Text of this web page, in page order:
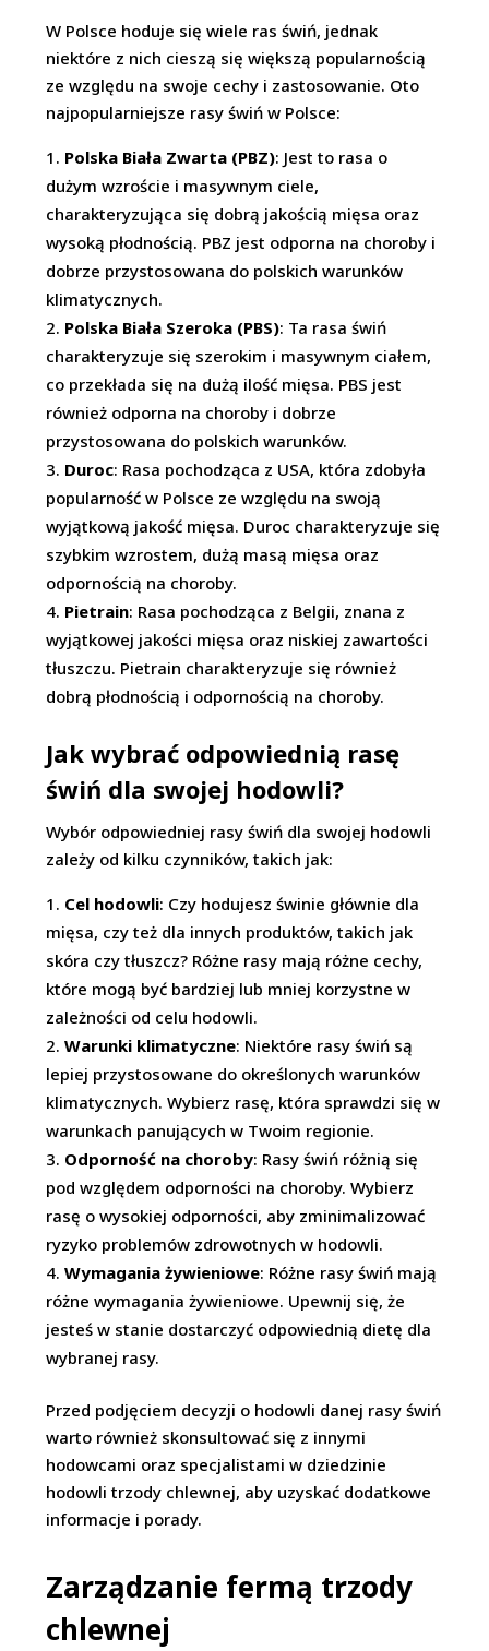
W Polsce hoduje się wiele ras świń, jednak
niektóre z nich cieszą się większą popularnością
ze względu na swoje cechy i zastosowanie. Oto
najpopularniejsze rasy świń w Polsce:
Polska Biała Zwarta (PBZ): Jest to rasa o
dużym wzroście i masywnym ciele,
charakteryzująca się dobrą jakością mięsa oraz
wysoką płodnością. PBZ jest odporna na choroby i
dobrze przystosowana do polskich warunków
klimatycznych.
Polska Biała Szeroka (PBS): Ta rasa świń
charakteryzuje się szerokim i masywnym ciałem,
co przekłada się na dużą ilość mięsa. PBS jest
również odporna na choroby i dobrze
przystosowana do polskich warunków.
Duroc: Rasa pochodząca z USA, która zdobyła
popularność w Polsce ze względu na swoją
wyjątkową jakość mięsa. Duroc charakteryzuje się
szybkim wzrostem, dużą masą mięsa oraz
odpornością na choroby.
Pietrain: Rasa pochodząca z Belgii, znana z
wyjątkowej jakości mięsa oraz niskiej zawartości
tłuszczu. Pietrain charakteryzuje się również
dobrą płodnością i odpornością na choroby.
Jak wybrać odpowiednią rasę
świń dla swojej hodowli?
Wybór odpowiedniej rasy świń dla swojej hodowli
zależy od kilku czynników, takich jak:
Cel hodowli: Czy hodujesz świnie głównie dla
mięsa, czy też dla innych produktów, takich jak
skóra czy tłuszcz? Różne rasy mają różne cechy,
które mogą być bardziej lub mniej korzystne w
zależności od celu hodowli.
Warunki klimatyczne: Niektóre rasy świń są
lepiej przystosowane do określonych warunków
klimatycznych. Wybierz rasę, która sprawdzi się w
warunkach panujących w Twoim regionie.
Odporność na choroby: Rasy świń różnią się
pod względem odporności na choroby. Wybierz
rasę o wysokiej odporności, aby zminimalizować
ryzyko problemów zdrowotnych w hodowli.
Wymagania żywieniowe: Różne rasy świń mają
różne wymagania żywieniowe. Upewnij się, że
jesteś w stanie dostarczyć odpowiednią dietę dla
wybranej rasy.
Przed podjęciem decyzji o hodowli danej rasy świń
warto również skonsultować się z innymi
hodowcami oraz specjalistami w dziedzinie
hodowli trzody chlewnej, aby uzyskać dodatkowe
informacje i porady.
Zarządzanie fermą trzody
chlewnej